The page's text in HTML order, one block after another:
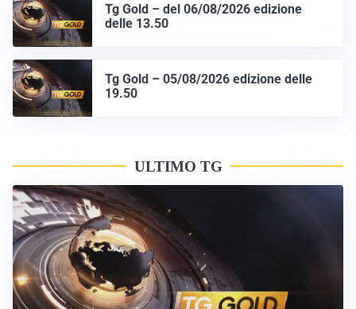
Tg Gold – del 06/08/2026 edizione
delle 13.50
Tg Gold – 05/08/2026 edizione delle
19.50
ULTIMO TG